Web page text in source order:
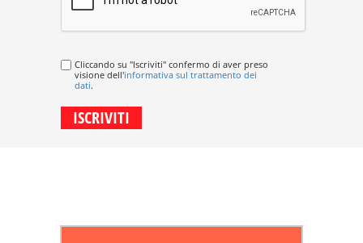
Cliccando su "Iscriviti" confermo di aver preso
visione dell'informativa sul trattamento dei
dati.